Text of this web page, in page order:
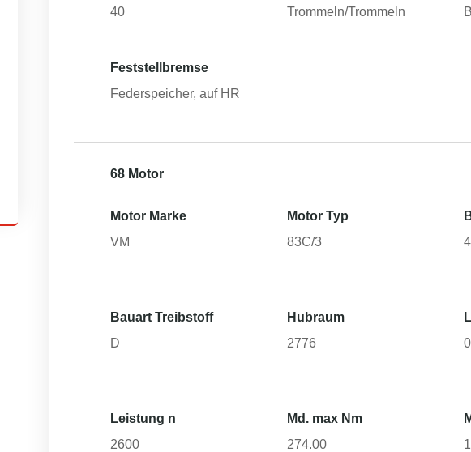
40
Trommeln/Trommeln
Feststellbremse
Federspeicher, auf HR
68 Motor
Motor Marke
VM
Motor Typ
83C/3
Bauart Treibstoff
D
Hubraum
2776
Leistung n
2600
Md. max Nm
274.00